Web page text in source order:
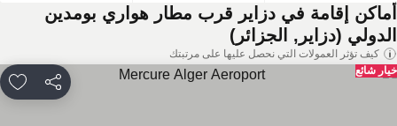
إقامة في دزاير قرب مطار هواري بومدين
(دزاير, الجزائر)
كيف تؤثر العمولات التي نحصل عليها على مرتبتك
مشاركة
شائع